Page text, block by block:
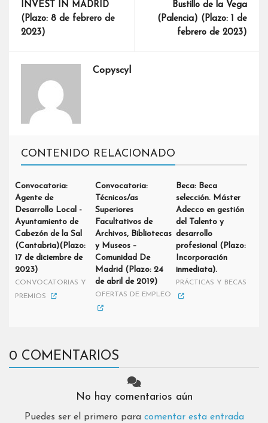
INVEST IN MADRID
(Plazo: 8 de febrero de
2023)
Bustillo de la Vega
(Palencia) (Plazo: 1 de
febrero de 2023)
Copyscyl
CONTENIDO RELACIONADO
Convocatoria:
Agente de
Desarrollo Local -
Ayuntamiento de
Cabezón de la Sal
(Cantabria)(Plazo:
17 de diciembre de
2023)
CONVOCATORIAS Y
PREMIOS
Convocatoria:
Técnicos/as
Superiores
Facultativos de
Archivos, Bibliotecas
y Museos –
Comunidad De
Madrid (Plazo: 24
de abril de 2019)
OFERTAS DE EMPLEO
Beca: Beca
selección. Máster
Adecco en gestión
del Talento y
desarrollo
profesional (Plazo:
Incorporación
inmediata).
PRÁCTICAS Y BECAS
0 COMENTARIOS
No hay comentarios aún
Puedes ser el primero para comentar esta entrada